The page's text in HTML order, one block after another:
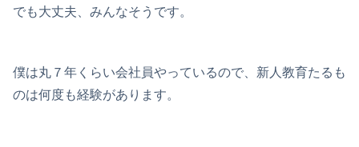
でも大丈夫、みんなそうです。
僕は丸７年くらい会社員やっているので、新人教育たるも
のは何度も経験があります。